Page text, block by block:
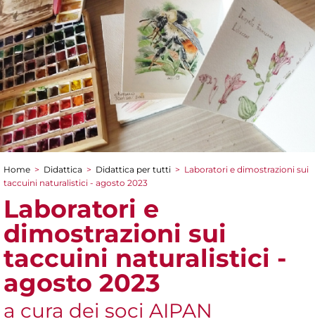
Tu sei qui
Home > Didattica > Didattica per tutti > Laboratori e dimostrazioni sui
taccuini naturalistici - agosto 2023
Laboratori e
dimostrazioni sui
taccuini naturalistici -
agosto 2023
a cura dei soci AIPAN